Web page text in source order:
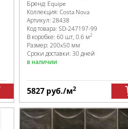
Бренд: Equipe
Коллекция:Costa Nova
Артикул:28438
Код товара:SD-247197-99
В коробке:60 шт, 0.6 м2
Размер:200x50 мм
Сроки доставки: 30 дней
в наличии
5827 руб./м2